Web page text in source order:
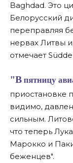
Baghdad. Это
Белорусский
переправляя
нервах Литвы
отмечает
"В пятницу авиакомпания Iraqi Airways объявила о
приостановке
видимо,
сильным.
что теперь
Марокко и
беженцев".